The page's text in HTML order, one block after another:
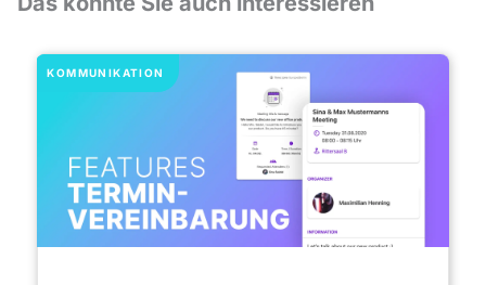
KOMMUNIKATION